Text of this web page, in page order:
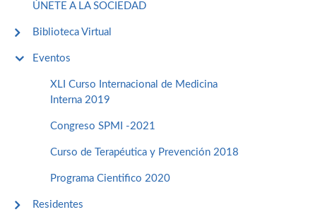
ÚNETE A LA SOCIEDAD
Biblioteca Virtual
Eventos
XLI Curso Internacional de Medicina
Interna 2019
Congreso SPMI -2021
Curso de Terapéutica y Prevención 2018
Programa Cientifico 2020
Residentes